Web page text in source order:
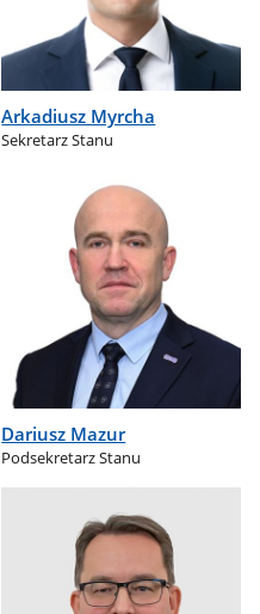
Arkadiusz Myrcha
Sekretarz Stanu
Dariusz Mazur
Podsekretarz Stanu